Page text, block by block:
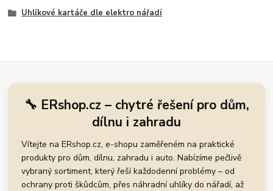
Uhlíkové kartáče dle elektro nářadí
🔧 ERshop.cz – chytré řešení pro dům,
dílnu i zahradu
Vítejte na ERshop.cz, e-shopu zaměřeném na praktické
produkty pro dům, dílnu, zahradu i auto. Nabízíme pečlivě
vybraný sortiment, který řeší každodenní problémy – od
ochrany proti škůdcům, přes náhradní uhlíky do nářadí, až